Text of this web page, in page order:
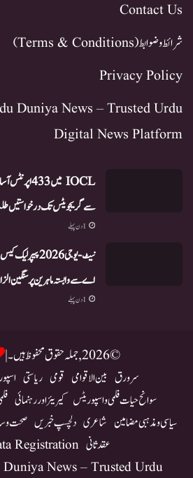
Contact Us
شرائط و ضوابط (Terms & Conditions)
Privacy Policy
Duniya News – Trusted Urdu
Digital News Platform
سے گریجویٹس تک درخواستیں
1 دن پہلے
نیٹ-یو جی 2026
اے سے وابستہ ماہرین پر سنگین
1 دن پہلے
© 2026, جملہ حقوق محفوظ ہیں۔ |
سرورق بین الاقوامی قومی ریاستی
سوانح حیات فلمی و اسپوریٹس کیریئر اور رہنمائی
سیاسی و مذہبی مضامین شاعری دلچسپ خبریں صحت و
عقد ثانی Registration
News – Trusted Urdu